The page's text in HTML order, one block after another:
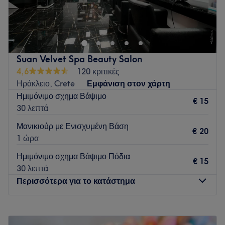
Το Essential Beauty Services βρίσκεται στο Ηράκλειο και
προσφέρει μια μεγάλη γκάμα υπηρεσιών ομορφιάς.
Go to venue
Suan Velvet Spa Beauty Salon
4,6
120 κριτικές
Ηράκλειο, Crete
Εμφάνιση στον χάρτη
Ημιμόνιμο σχημα Βάψιμο
30 λεπτά
€ 15
Μανικιούρ με Ενισχυμένη Βάση
1 ώρα
€ 20
Ημιμόνιμο σχημα Βάψιμο Πόδια
30 λεπτά
€ 15
Περισσότερα για το κατάστημα
09:00 18:00